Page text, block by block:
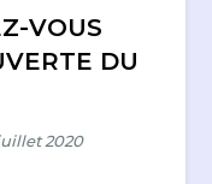
VOUS
DU